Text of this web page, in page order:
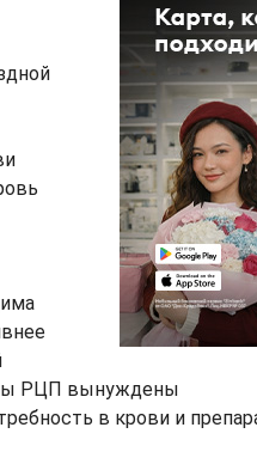
РЦП вынуждены
в крови и